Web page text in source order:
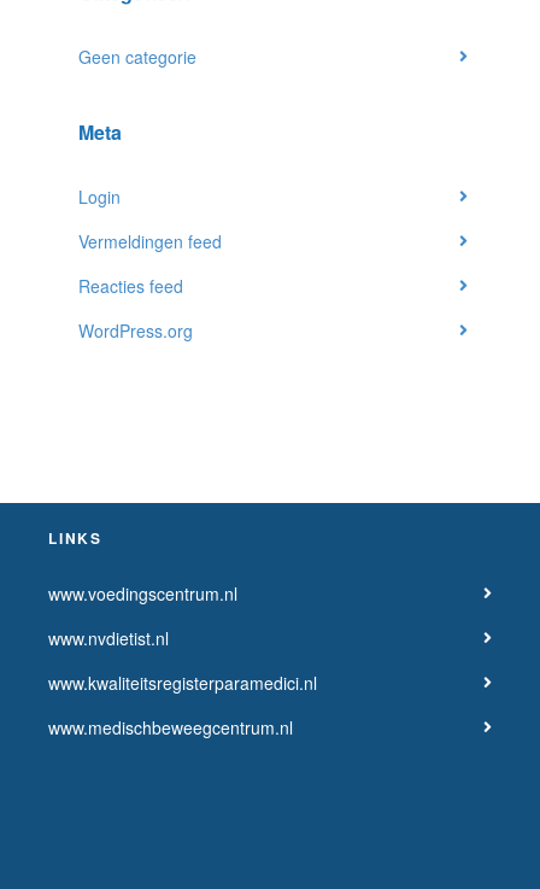
Geen categorie
Meta
Login
Vermeldingen feed
Reacties feed
WordPress.org
LINKS
www.voedingscentrum.nl
www.nvdietist.nl
www.kwaliteitsregisterparamedici.nl
www.medischbeweegcentrum.nl